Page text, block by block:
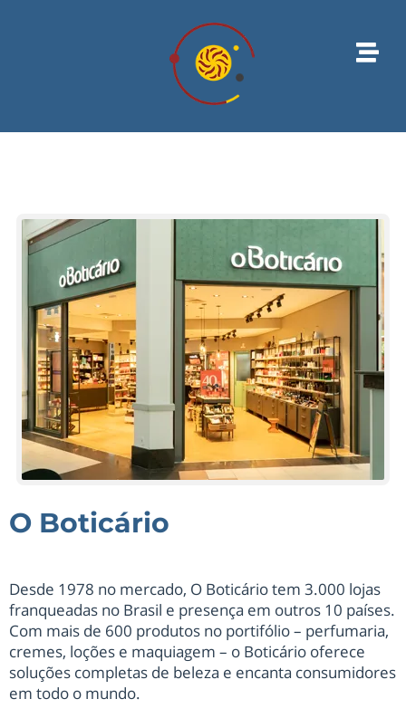
O Boticário
Desde 1978 no mercado, O Boticário tem 3.000 lojas
franqueadas no Brasil e presença em outros 10 países.
Com mais de 600 produtos no portifólio – perfumaria,
cremes, loções e maquiagem – o Boticário oferece
soluções completas de beleza e encanta consumidores
em todo o mundo.